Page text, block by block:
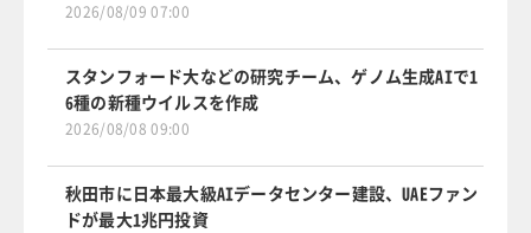
2026/08/09 07:00
スタンフォード大などの研究チーム、ゲノム生成AIで1
6種の新種ウイルスを作成
2026/08/08 09:00
秋田市に日本最大級AIデータセンター建設、UAEファン
ドが最大1兆円投資